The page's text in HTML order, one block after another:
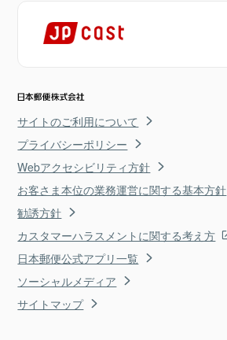
サイトのご利用について
プライバシーポリシー
Webアクセシビリティ方針
お客さま本位の業務運営に関する基本方針
勧誘方針
カスタマーハラスメントに関する考え方
日本郵便公式アプリ一覧
ソーシャルメディア
サイトマップ